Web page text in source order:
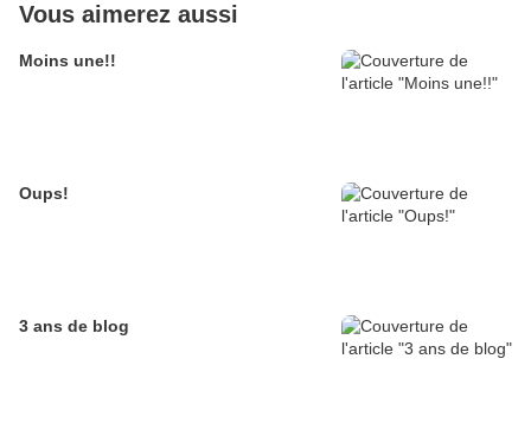
Vous aimerez aussi
Moins une!!
Oups!
3 ans de blog